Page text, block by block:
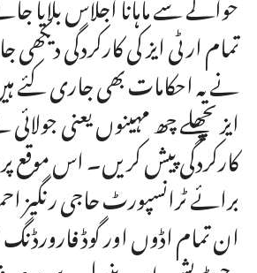
تمام ار ٹی ایز کی کارکردگی
نے یہ احکامات بھی جاری کئے
ایز پچھلے چھ مہینوں یعنی
کارکردگی پیش کریں۔ اس
برائے ٹرانسپورٹ حاجی رنگیز
ان تمام اڈوں اور گوڈ فارورڈنگ